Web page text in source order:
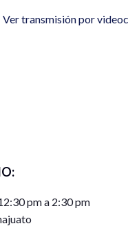
Ver transmisión por
pm a 2:30 pm